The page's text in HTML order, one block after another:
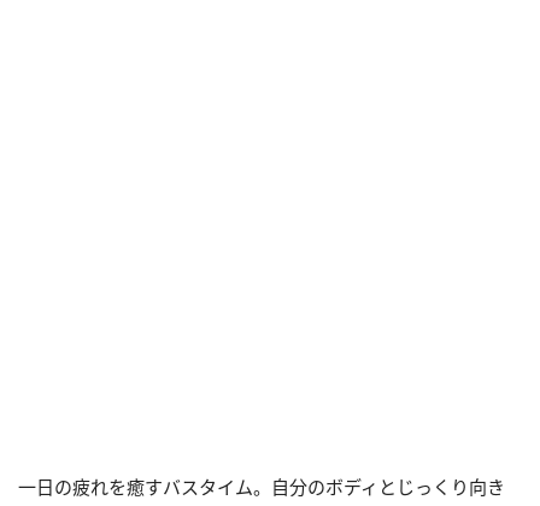
一日の疲れを癒すバスタイム。自分のボディとじっくり向き